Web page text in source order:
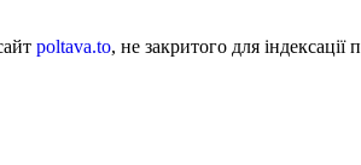
poltava.to, не закритого для